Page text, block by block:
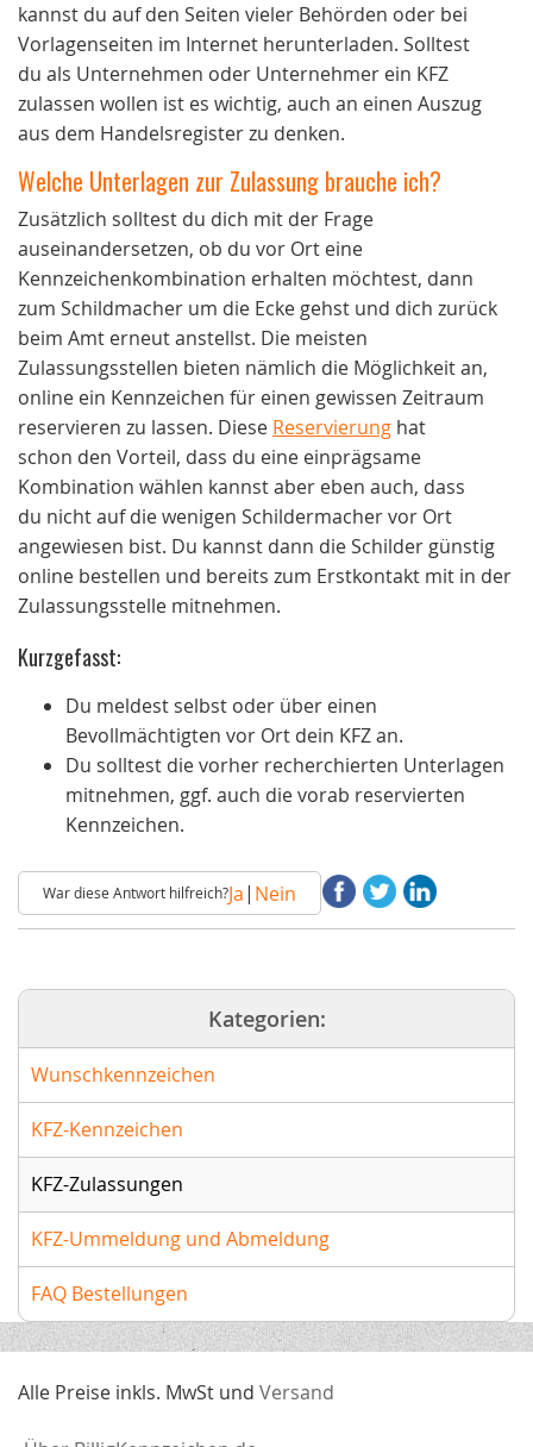
kannst du auf den Seiten vieler Behörden oder bei
Vorlagenseiten im Internet herunterladen. Solltest
du als Unternehmen oder Unternehmer ein KFZ
zulassen wollen ist es wichtig, auch an einen Auszug
aus dem Handelsregister zu denken.
Welche Unterlagen zur Zulassung brauche ich?
Zusätzlich solltest du dich mit der Frage
auseinandersetzen, ob du vor Ort eine
Kennzeichenkombination erhalten möchtest, dann
zum Schildmacher um die Ecke gehst und dich zurück
beim Amt erneut anstellst. Die meisten
Zulassungsstellen bieten nämlich die Möglichkeit an,
online ein Kennzeichen für einen gewissen Zeitraum
reservieren zu lassen. Diese Reservierung hat
schon den Vorteil, dass du eine einprägsame
Kombination wählen kannst aber eben auch, dass
du nicht auf die wenigen Schildermacher vor Ort
angewiesen bist. Du kannst dann die Schilder günstig
online bestellen und bereits zum Erstkontakt mit in der
Zulassungsstelle mitnehmen.
Kurzgefasst:
Du meldest selbst oder über einen
Bevollmächtigten vor Ort dein KFZ an.
Du solltest die vorher recherchierten Unterlagen
mitnehmen, ggf. auch die vorab reservierten
Kennzeichen.
War diese Antwort hilfreich?Ja| Nein
Kategorien:
Wunschkennzeichen
KFZ-Kennzeichen
KFZ-Zulassungen
KFZ-Ummeldung und Abmeldung
FAQ Bestellungen
Alle Preise inkls. MwSt und Versand